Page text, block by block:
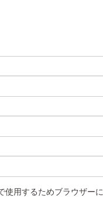
使用するためブラウザー